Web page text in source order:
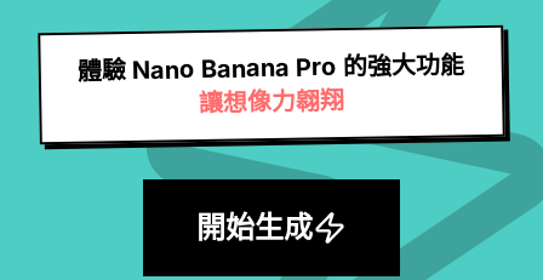
體驗 Nano Banana Pro 的強大功能
讓想像力翱翔
開始生成